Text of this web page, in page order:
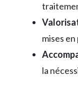
mises en
la